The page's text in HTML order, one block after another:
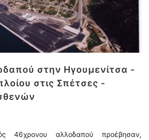
στην Ηγουμενίτσα -
στις Σπέτσες -
46χρονου αλλοδαπού προέβησαν,